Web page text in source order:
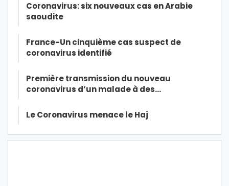
Coronavirus: six nouveaux cas en Arabie
saoudite
France-Un cinquième cas suspect de
coronavirus identifié
Première transmission du nouveau
coronavirus d’un malade à des…
Le Coronavirus menace le Haj